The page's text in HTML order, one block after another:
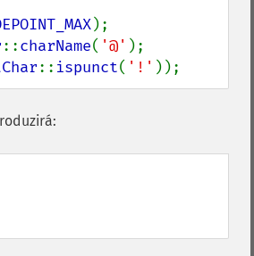
);
::charName( '@'
:: ispunct( '!' ));